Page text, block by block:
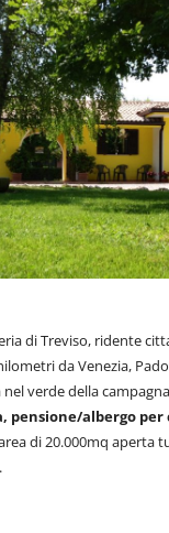
di Treviso, ridente
da Venezia,
verde della
pensione/albergo per
di 20.000mq aperta